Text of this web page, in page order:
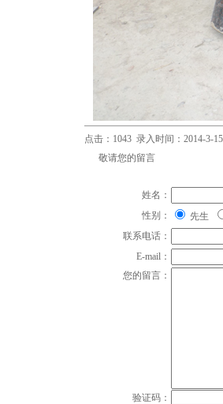
点击：1043 录入时间：2014-3-
敬请您的留言
姓名：
性别：
先生
联系电话：
E-mail：
您的留言：
验证码：